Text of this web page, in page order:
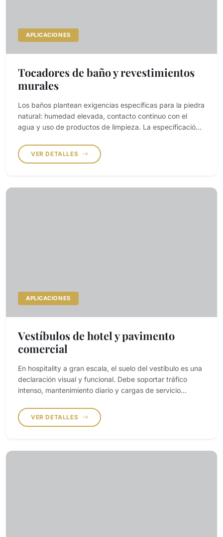
APLICACIONES
Tocadores de baño y revestimientos
murales
Los baños plantean exigencias específicas para la piedra
natural: humedad elevada, contacto continuo con el
agua y uso de productos de limpieza. La especificación
estabilidad cromática sin perder coherencia estética.
VER DETALLES
APLICACIONES
Vestíbulos de hotel y pavimento
comercial
En hospitality a gran escala, el suelo del vestíbulo es una
declaración visual y funcional. Debe soportar tráfico
intenso, mantenimiento diario y cargas de servicio
grandes superficies.
VER DETALLES